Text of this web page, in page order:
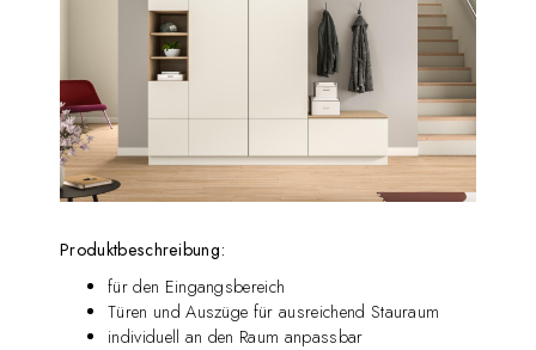
Produktbeschreibung:
für den Eingangsbereich
Türen und Auszüge für ausreichend Stauraum
individuell an den Raum anpassbar